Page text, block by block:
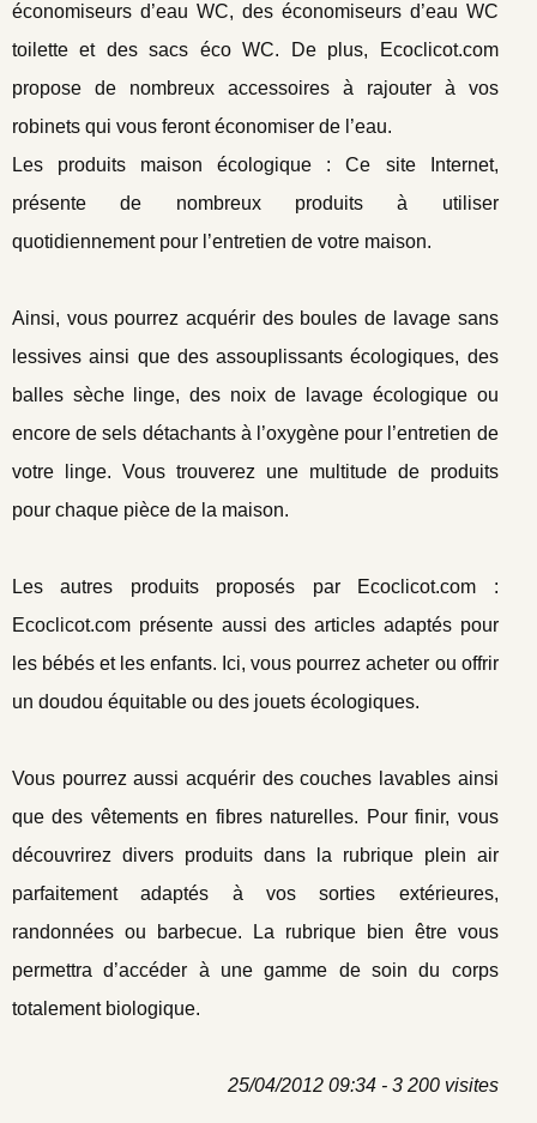
économiseurs d’eau WC, des économiseurs d’eau WC
toilette et des sacs éco WC. De plus, Ecoclicot.com
propose de nombreux accessoires à rajouter à vos
robinets qui vous feront économiser de l’eau.
Les produits maison écologique : Ce site Internet,
présente de nombreux produits à utiliser
quotidiennement pour l’entretien de votre maison.
Ainsi, vous pourrez acquérir des boules de lavage sans
lessives ainsi que des assouplissants écologiques, des
balles sèche linge, des noix de lavage écologique ou
encore de sels détachants à l’oxygène pour l’entretien de
votre linge. Vous trouverez une multitude de produits
pour chaque pièce de la maison.
Les autres produits proposés par Ecoclicot.com :
Ecoclicot.com présente aussi des articles adaptés pour
les bébés et les enfants. Ici, vous pourrez acheter ou offrir
un doudou équitable ou des jouets écologiques.
Vous pourrez aussi acquérir des couches lavables ainsi
que des vêtements en fibres naturelles. Pour finir, vous
découvrirez divers produits dans la rubrique plein air
parfaitement adaptés à vos sorties extérieures,
randonnées ou barbecue. La rubrique bien être vous
permettra d’accéder à une gamme de soin du corps
totalement biologique.
25/04/2012 09:34 - 3 200 visites